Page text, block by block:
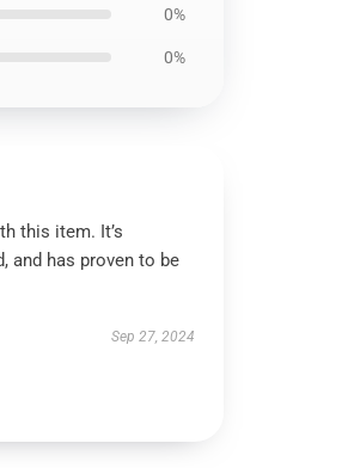
0%
0%
this item. It’s
and has proven to be
Sep 27, 2024